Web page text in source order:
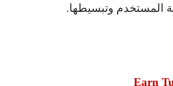
المستخدم وتبسيطها.
Earn